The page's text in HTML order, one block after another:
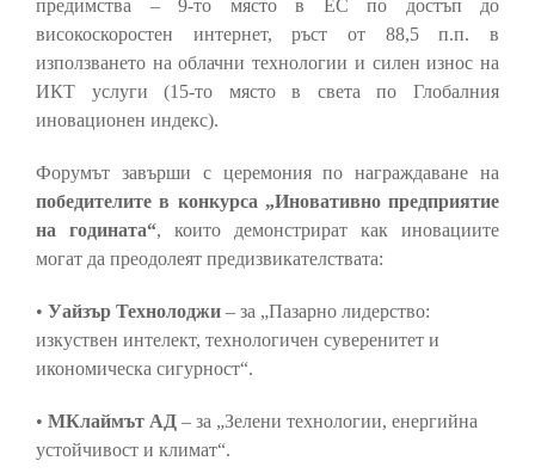
предимства – 9-то място в ЕС по достъп до
високоскоростен интернет, ръст от 88,5 п.п. в
използването на облачни технологии и силен износ на
ИКТ услуги (15-то място в света по Глобалния
иновационен индекс).
Форумът завърши с церемония по награждаване на
победителите в конкурса „Иновативно предприятие
на годината“, които демонстрират как иновациите
могат да преодолеят предизвикателствата:
• Уайзър Технолоджи – за „Пазарно лидерство:
изкуствен интелект, технологичен суверенитет и
икономическа сигурност“.
• МКлаймът АД – за „Зелени технологии, енергийна
устойчивост и климат“.